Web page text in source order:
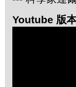
Youtube 版